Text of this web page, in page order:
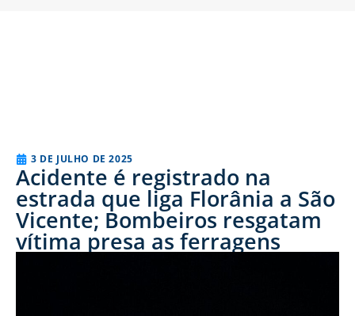
3 DE JULHO DE 2025
Acidente é registrado na
estrada que liga Florânia a São
Vicente; Bombeiros resgatam
vítima presa as ferragens